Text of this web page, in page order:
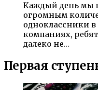
Каждый день мы
огромным
одноклассники
компаниях,
далеко не…
Первая